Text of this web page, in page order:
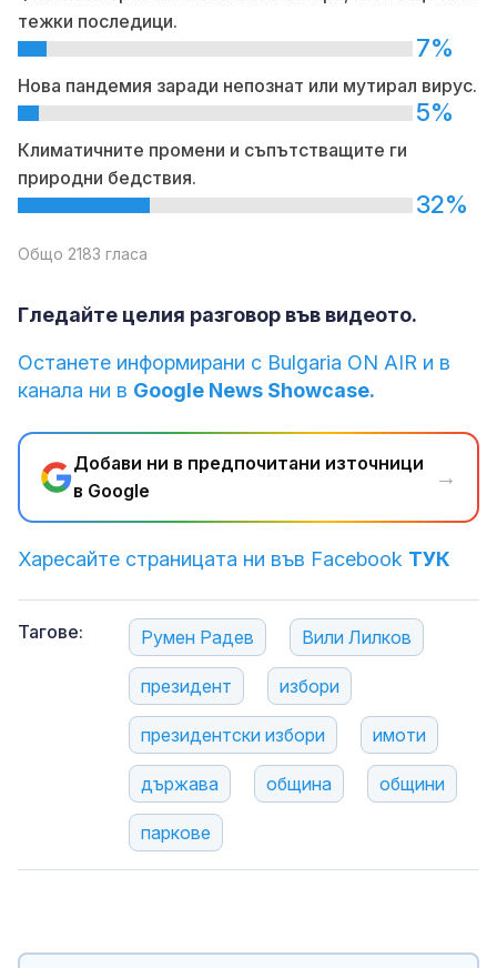
тежки последици.
7%
Нова пандемия заради непознат или мутирал вирус.
5%
Климатичните промени и съпътстващите ги
природни бедствия.
32%
Общо 2183 гласа
Гледайте целия разговор във видеото.
Останете информирани с Bulgaria ON AIR и в
канала ни в Google News Showcase.
Добави ни в предпочитани източници
в Google
→
Харесайте страницата ни във Facebook ТУК
Тагове: Румен Радев Вили Лилков
президент избори
президентски избори имоти
държава община общини
паркове